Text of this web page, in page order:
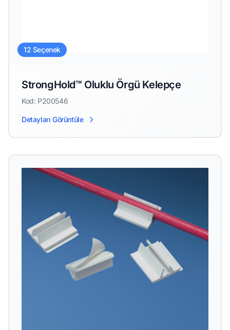
12 Seçenek
StrongHold™ Oluklu Örgü Kelepçe
Kod: P200546
Detayları Görüntüle